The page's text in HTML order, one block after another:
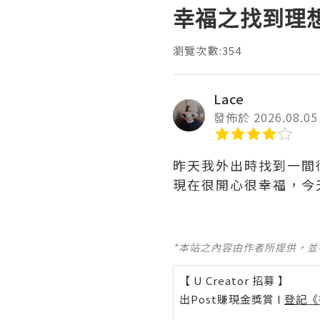
幸福之找到理
瀏覽次數:354
Lace
發佈於 2026.08.05
昨天我外出時找到一
現在很開心很幸福，
*本站之內容由作者所提供，
【 U Creator 招募 】
出Post賺現金獎賞 l 登記